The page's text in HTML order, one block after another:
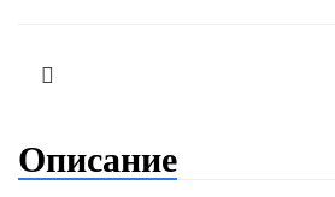
Описание